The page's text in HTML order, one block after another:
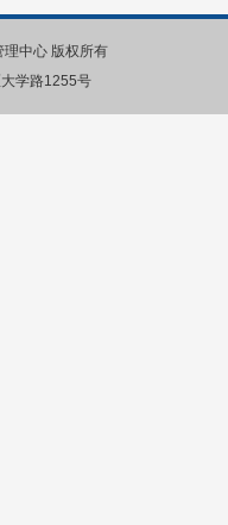
理中心 版权所有
学路1255号